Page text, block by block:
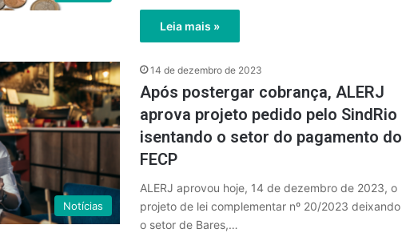
Leia mais »
Notícias
14 de dezembro de 2023
Após postergar cobrança, ALERJ
aprova projeto pedido pelo SindRio
isentando o setor do pagamento do
FECP
ALERJ aprovou hoje, 14 de dezembro de 2023, o
projeto de lei complementar nº 20/2023 deixando
o setor de Bares,…